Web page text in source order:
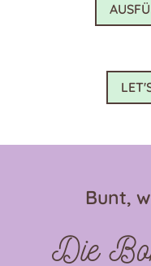
Bunt,
Die